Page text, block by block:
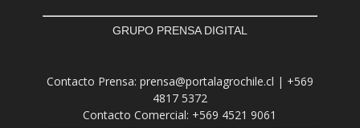
GRUPO PRENSA DIGITAL
Contacto Prensa: prensa@portalagrochile.cl | +569
4817 5372
Contacto Comercial: +569 4521 9061